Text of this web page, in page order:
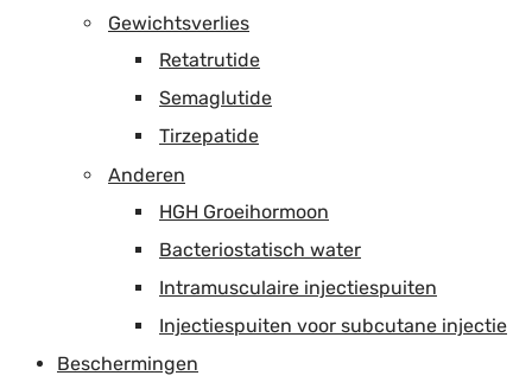
Gewichtsverlies
Retatrutide
Semaglutide
Tirzepatide
Anderen
HGH Groeihormoon
Bacteriostatisch water
Intramusculaire injectiespuiten
Injectiespuiten voor subcutane injectie
Beschermingen